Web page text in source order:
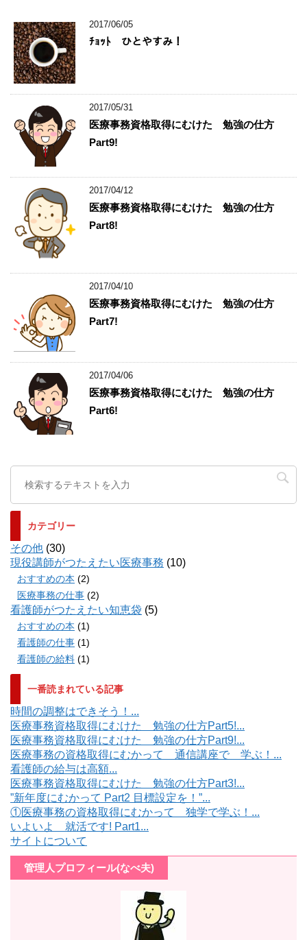
2017/06/05
ﾁｮｯﾄ ひとやすみ！
2017/05/31
医療事務資格取得にむけた 勉強の仕方
Part9!
2017/04/12
医療事務資格取得にむけた 勉強の仕方
Part8!
2017/04/10
医療事務資格取得にむけた 勉強の仕方
Part7!
2017/04/06
医療事務資格取得にむけた 勉強の仕方
Part6!
カテゴリー
その他 (30)
現役講師がつたえたい医療事務 (10)
おすすめの本 (2)
医療事務の仕事 (2)
看護師がつたえたい知恵袋 (5)
おすすめの本 (1)
看護師の仕事 (1)
看護師の給料 (1)
一番読まれている記事
時間の調整はできそう！...
医療事務資格取得にむけた 勉強の仕方Part5!...
医療事務資格取得にむけた 勉強の仕方Part9!...
医療事務の資格取得にむかって 通信講座で 学ぶ！...
看護師の給与は高額...
医療事務資格取得にむけた 勉強の仕方Part3!...
”新年度にむかって Part2 目標設定を！”...
①医療事務の資格取得にむかって 独学で学ぶ！...
いよいよ 就活です! Part1...
サイトについて
管理人プロフィール(なべ夫)